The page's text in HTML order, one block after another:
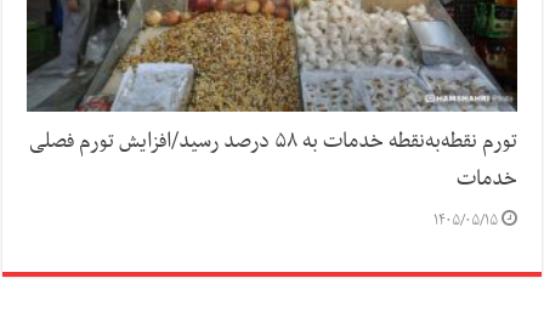
تورم نقطه‌به‌نقطه خدمات به ۵۸ درصد رسید/افزایش تورم فصلی
خدمات
۱۴۰۵/۰۵/۱۵